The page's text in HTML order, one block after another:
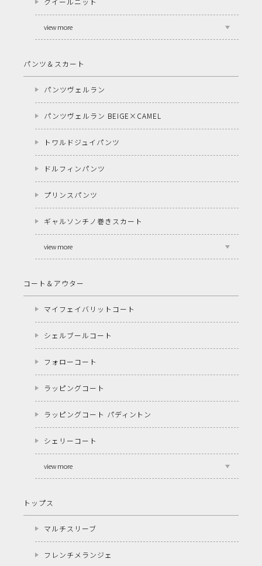
view more
パンツ＆スカート
パンツヴェルラン
パンツヴェルラン BEIGE×CAMEL
トワルドジュイパンツ
ドルフィンパンツ
プリンスパンツ
ギャルソンチノ巻きスカート
view more
コート＆アウター
マイフェイバリットコート
シェルブールコート
フォローコート
ラッピングコート
ラッピングコート パディントン
シェリーコート
view more
トップス
マルチスリーブ
フレンチメランジェ